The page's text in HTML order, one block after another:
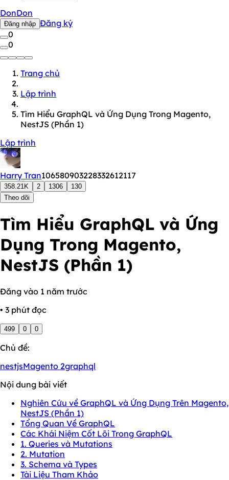
DonDon
Đăng nhập Đăng ký
0
0
Trang chủ
Lập trình
Tìm Hiểu GraphQL và Ứng Dụng Trong Magento,
NestJS (Phần 1)
Lập trình
Harry Tran106580903228332612117
358.21K 2 1306
130
Theo dõi
Tìm Hiểu GraphQL và Ứng
Dụng Trong Magento,
NestJS (Phần 1)
Đăng vào 1 năm trước
• 3 phút đọc
499 0 0
Chủ đề:
nestjsMagento 2graphql
Nội dung bài viết
Nghiên Cứu về GraphQL và Ứng Dụng Trên Magento,
NestJS (Phần 1)
Tổng Quan Về GraphQL
Các Khái Niệm Cốt Lõi Trong GraphQL
1. Queries và Mutations
2. Mutation
3. Schema và Types
Tài Liệu Tham Khảo